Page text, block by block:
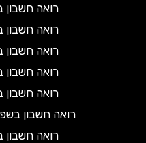
רואה חשבון
רואה חשבון
רואה חשבון
רואה חשבון
רואה חשבון בתל
רואה חשבון בשפלה
רואה חשבון